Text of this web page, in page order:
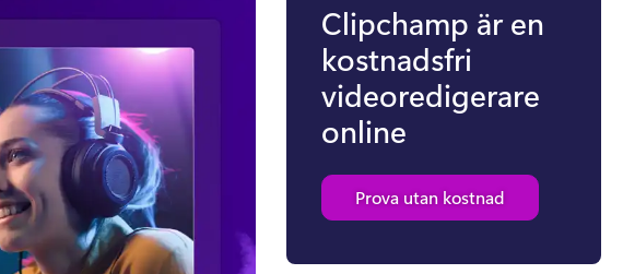
Clipchamp är en
kostnadsfri
videoredigerare
online
Prova utan kostnad